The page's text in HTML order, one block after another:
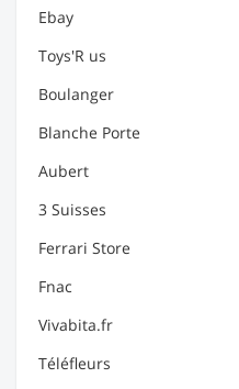
Ebay
Toys'R us
Boulanger
Blanche Porte
Aubert
3 Suisses
Ferrari Store
Fnac
Vivabita.fr
Téléfleurs